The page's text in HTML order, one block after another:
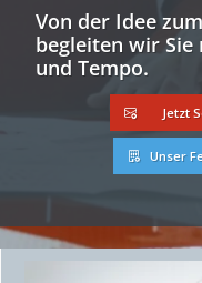
Von der Idee
begleiten wir
und Tempo.
Jetzt
Unser